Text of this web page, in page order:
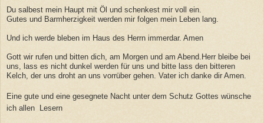
Du salbest mein Haupt mit Öl und schenkest mir voll ein.
Gutes und Barmherzigkeit werden mir folgen mein Leben lang.
Und ich werde bleben im Haus des Herrn immerdar. Amen
Gott wir rufen und bitten dich, am Morgen und am Abend.Herr bleibe bei
uns, lass es nicht dunkel werden für uns und bitte lass den bitteren
Kelch, der uns droht an uns vorrüber gehen. Vater ich danke dir Amen.
Eine gute und eine gesegnete Nacht unter dem Schutz Gottes wünsche
ich allen Lesern